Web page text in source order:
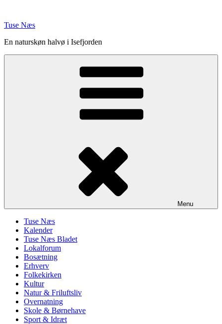
indhold
Tuse Næs
En naturskøn halvø i Isefjorden
Menu
Tuse Næs
Kalender
Tuse Næs Bladet
Lokalforum
Bosætning
Erhverv
Folkekirken
Kultur
Natur & Friluftsliv
Overnatning
Skole & Børnehave
Sport & Idræt